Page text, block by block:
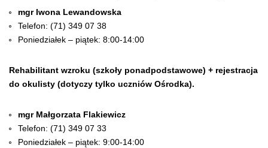
mgr Iwona Lewandowska
Telefon: (71) 349 07 38
Poniedziałek – piątek: 8:00-14:00
Rehabilitant wzroku (szkoły ponadpodstawowe) + rejestracja
do okulisty (dotyczy tylko uczniów Ośrodka).
mgr Małgorzata Flakiewicz
Telefon: (71) 349 07 33
Poniedziałek – piątek: 9:00-14:00